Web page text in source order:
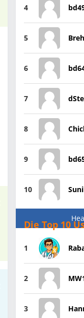
4
5
6
7
8
9
10
Die Top 10
1
2
3